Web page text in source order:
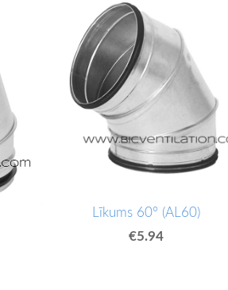
Līkums 60° (AL60)
€5.94